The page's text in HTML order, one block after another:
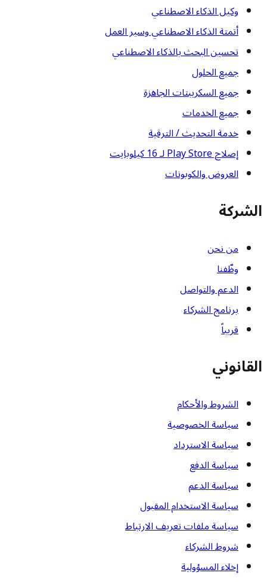
وكيل الذكاء الاصطناعي
أتمتة الذكاء الاصطناعي وسير العمل
تحسين البحث بالذكاء الاصطناعي
جميع الحلول
جميع السكريبتات الجاهزة
جميع الخدمات
خدمة التحديث / الترقية
إصلاح Play Store لـ 16 كيلوبايت
العروض والكوبونات
الشركة
من نحن
وظّفنا
الدعم والتواصل
برنامج الشركاء
قريباً
القانوني
الشروط والأحكام
سياسة الخصوصية
سياسة الاسترداد
سياسة الدفع
سياسة الدعم
سياسة الاستخدام المقبول
سياسة ملفات تعريف الارتباط
شروط الشركاء
إخلاء المسؤولية